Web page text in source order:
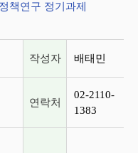
책연구 정기과제
작성자 배태민
연락처
02-2110-
1383